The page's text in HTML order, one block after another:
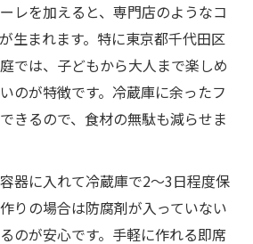
レを加えると、専門店のようなコ
生まれます。特に東京都千代田区
では、子どもから大人まで楽しめ
のが特徴です。冷蔵庫に余ったフ
きるので、食材の無駄も減らせま
器に入れて冷蔵庫で2〜3日程度保
りの場合は防腐剤が入っていない
のが安心です。手軽に作れる即席